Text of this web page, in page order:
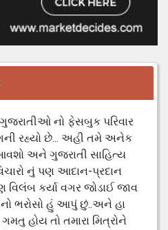
ગુજરાતીઓ નો ફેસબુક પરિવાર
રહ્યો છે... અહી તમે અનેક
અને ગુજરાતી સાહિત્ય
નું પણ આદાન-પ્રદાન
વિલંબ કર્યા વગર જોડાઈ જાવ
ભરોસો હું આપું છું..અને હા
હોય તો તમારા મિત્રોને